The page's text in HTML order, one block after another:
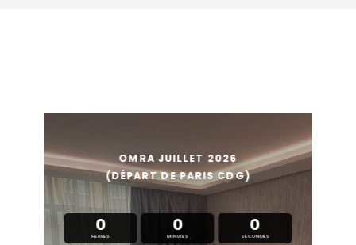
OMRA JUILLET 2026
(DÉPART DE PARIS CDG)
0
HEURES
0
MINUTES
0
SECONDES